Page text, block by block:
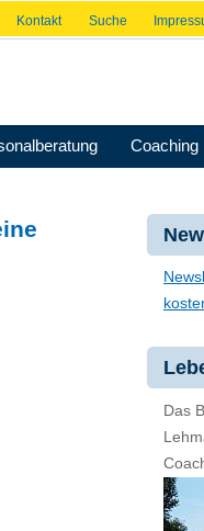
Kontakt Suche
Coaching
Das